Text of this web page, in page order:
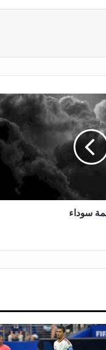
سوداء